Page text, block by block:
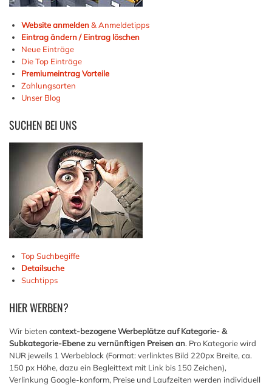
Website anmelden& Anmeldetipps
Eintrag ändern / Eintrag löschen
Neue Einträge
Die Top Einträge
Premiumeintrag Vorteile
Zahlungsarten
Unser Blog
SUCHEN BEI UNS
Top Suchbegiffe
Detailsuche
Suchtipps
HIERWERBEN?
Wir bieten context-bezogene Werbeplätze auf Kategorie- &
Subkategorie-Ebene zu vernünftigen Preisen an. Pro Kategorie wird
NUR jeweils 1 Werbeblock (Format: verlinktes Bild 220px Breite, ca.
150 px Höhe, dazu ein Begleittext mit Link bis 150 Zeichen),
Verlinkung Google-konform, Preise und Laufzeiten werden individuell